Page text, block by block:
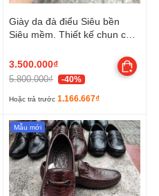
Giày da đà điểu Siêu bền
Siêu mềm. Thiết kế chun co
3.500.000₫
5.800.000₫ -40%
Hoặc trả trước 1.166.667₫
Mẫu mới